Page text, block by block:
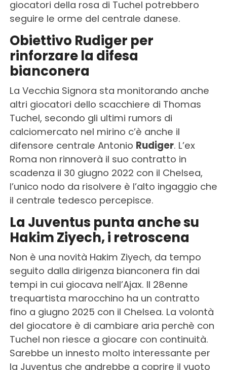
giocatori della rosa di Tuchel potrebbero
seguire le orme del centrale danese.
Obiettivo Rudiger per
rinforzare la difesa
bianconera
La Vecchia Signora sta monitorando anche
altri giocatori dello scacchiere di Thomas
Tuchel, secondo gli ultimi rumors di
calciomercato nel mirino c’è anche il
difensore centrale Antonio Rudiger. L’ex
Roma non rinnoverà il suo contratto in
scadenza il 30 giugno 2022 con il Chelsea,
l’unico nodo da risolvere è l’alto ingaggio che
il centrale tedesco percepisce.
La Juventus punta anche su
Hakim Ziyech, i retroscena
Non è una novità Hakim Ziyech, da tempo
seguito dalla dirigenza bianconera fin dai
tempi in cui giocava nell’Ajax. Il 28enne
trequartista marocchino ha un contratto
fino a giugno 2025 con il Chelsea. La volontà
del giocatore è di cambiare aria perchè con
Tuchel non riesce a giocare con continuità.
Sarebbe un innesto molto interessante per
la Juventus che andrebbe a coprire il vuoto